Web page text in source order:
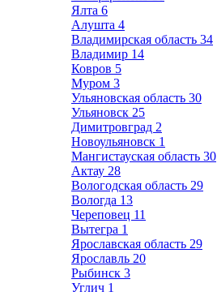
Ялта 6
Алушта 4
Владимирская область 34
Владимир 14
Ковров 5
Муром 3
Ульяновская область 30
Ульяновск 25
Димитровград 2
Новоульяновск 1
Мангистауская область 30
Актау 28
Вологодская область 29
Вологда 13
Череповец 11
Вытегра 1
Ярославская область 29
Ярославль 20
Рыбинск 3
Углич 1